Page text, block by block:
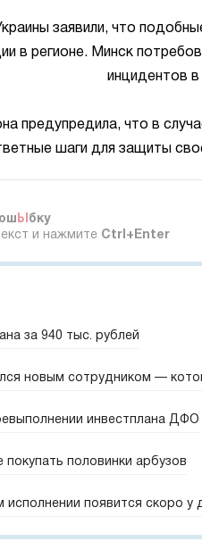
заявили, что
в регионе. Минск
инцидентов
предупредила, что в
шаги для защиты
Ы бку
и нажмите Ctrl+Enter
за 940 тыс. рублей
новым сотрудником —
инвестплана ДФО
покупать половинки арбузов
исполнении появится скоро у